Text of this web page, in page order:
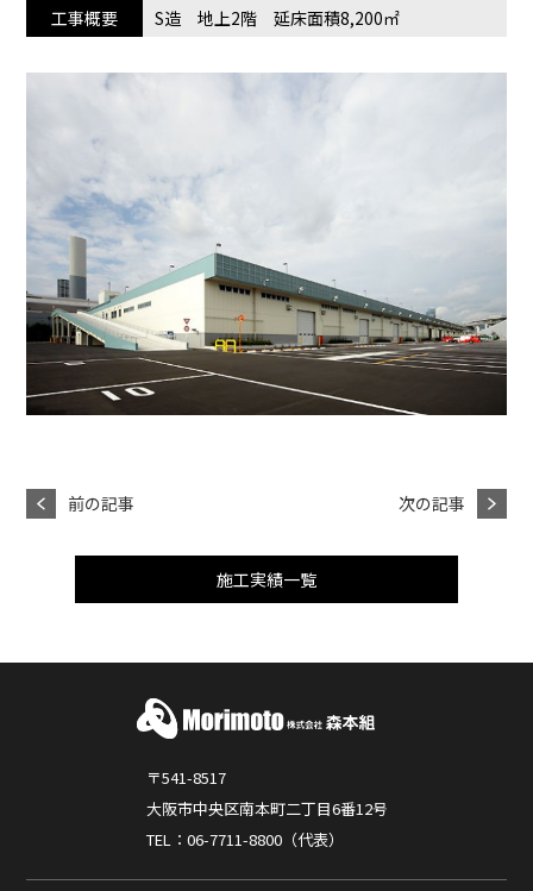
工事概要 S造 地上2階 延床面積8,200㎡
前の記事 次の記事
施工実績一覧
〒541-8517
大阪市中央区南本町二丁目6番12号
TEL：06-7711-8800（代表）